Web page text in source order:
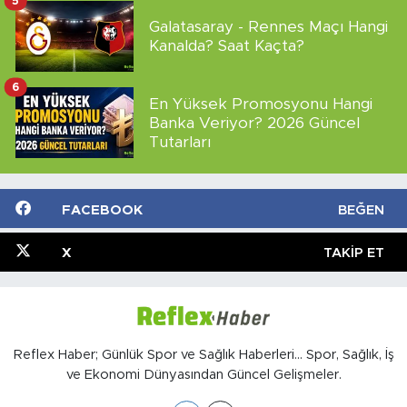
Galatasaray - Rennes Maçı Hangi
Kanalda? Saat Kaçta?
En Yüksek Promosyonu Hangi
Banka Veriyor? 2026 Güncel
Tutarları
6
FACEBOOK BEĞEN
X TAKIP ET
Reflex Haber; Günlük Spor ve Sağlık Haberleri... Spor, Sağlık, İş
ve Ekonomi Dünyasından Güncel Gelişmeler.